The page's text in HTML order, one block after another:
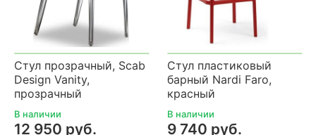
Стул прозрачный, Scab
Design Vanity,
прозрачный
В наличии
12 950 руб.
Стул пластиковый
барный Nardi Faro,
красный
В наличии
9 740 руб.